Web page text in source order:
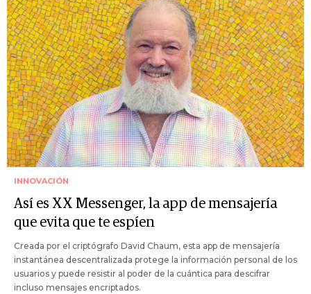
INNOVACIÓN
Así es XX Messenger, la app de mensajería
que evita que te espíen
Creada por el criptógrafo David Chaum, esta app de mensajería
instantánea descentralizada protege la información personal de los
usuarios y puede resistir al poder de la cuántica para descifrar
incluso mensajes encriptados.